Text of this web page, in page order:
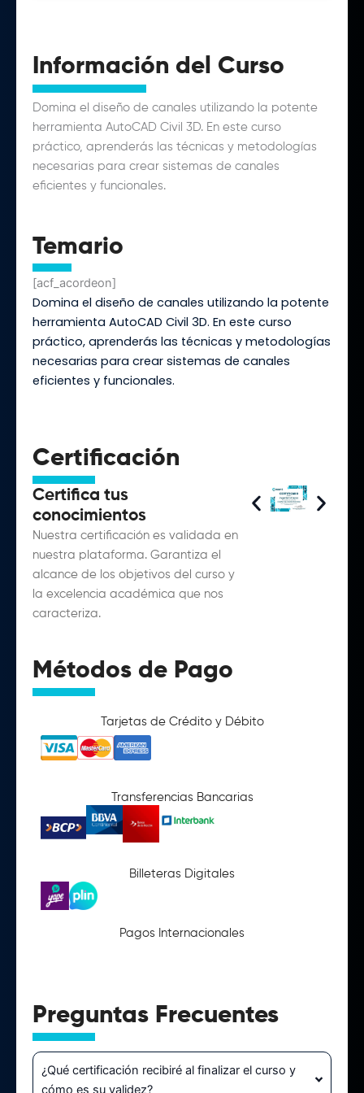
Información del Curso
Domina el diseño de canales utilizando la potente
herramienta AutoCAD Civil 3D. En este curso
práctico, aprenderás las técnicas y metodologías
necesarias para crear sistemas de canales
eficientes y funcionales.
Temario
[acf_acordeon]
Domina el diseño de canales utilizando la potente
herramienta AutoCAD Civil 3D. En este curso
práctico, aprenderás las técnicas y metodologías
necesarias para crear sistemas de canales
eficientes y funcionales.
Certificación
Certifica tus
conocimientos
Nuestra certificación es validada en
nuestra plataforma. Garantiza el
alcance de los objetivos del curso y
la excelencia académica que nos
caracteriza.
Métodos de Pago
Tarjetas de Crédito y Débito
Transferencias Bancarias
Billeteras Digitales
Pagos Internacionales
Preguntas Frecuentes
¿Qué certificación recibiré al finalizar el curso y
cómo es su validez?